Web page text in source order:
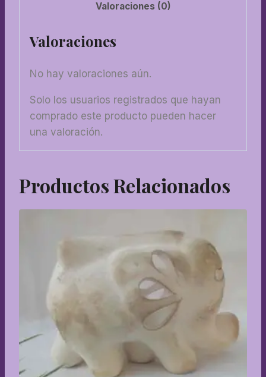
Valoraciones (0)
Valoraciones
No hay valoraciones aún.
Solo los usuarios registrados que hayan
comprado este producto pueden hacer
una valoración.
Productos Relacionados